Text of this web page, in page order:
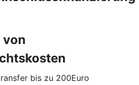
von
bis zu 200Euro